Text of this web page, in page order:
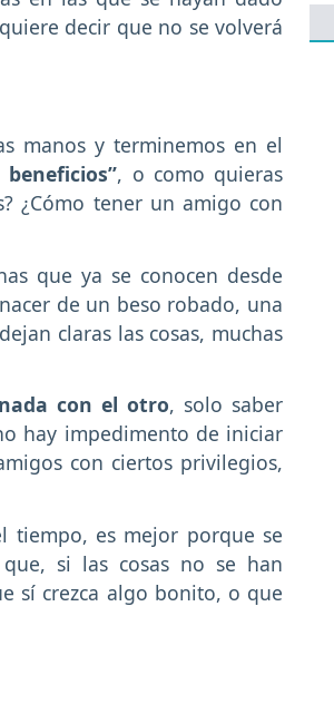
decir que no se volverá
manos y terminemos en el
, o como quieras
¿Cómo tener un amigo con
que ya se conocen desde
de un beso robado, una
claras las cosas, muchas
con el otro, solo saber
hay impedimento de iniciar
con ciertos privilegios,
tiempo, es mejor porque se
si las cosas no se han
sí crezca algo bonito, o que